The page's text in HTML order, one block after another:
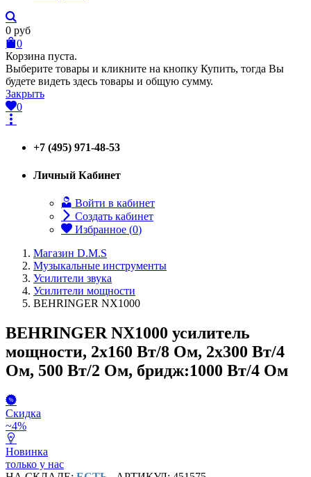
0 руб
0
Корзина пуста.
Выберите товары и кликните на кнопку Купить, тогда Вы
будете видеть здесь товары и общую сумму.
Закрыть
0
+7 (495) 971-48-53
Личный Кабинет
Войти в кабинет
Создать кабинет
Избранное (0)
Магазин D.M.S
Музыкальные инструменты
Усилители звука
Усилители мощности
BEHRINGER NX1000
BEHRINGER NX1000 усилитель
мощности, 2х160 Вт/8 Ом, 2х300 Вт/4
Ом, 500 Вт/2 Ом, бридж:1000 Вт/4 Ом
Скидка
~4%
Новинка
только у нас